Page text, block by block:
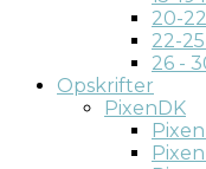
20-
22-
26 -
Opskrifter
PixenDK